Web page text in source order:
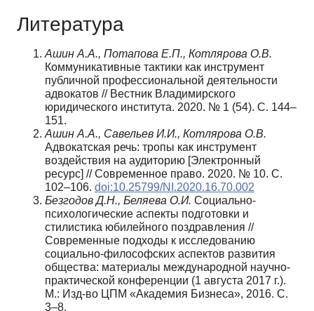
Литература
Ашин А.А., Потапова Е.П., Котлярова О.В.
Коммуникативные тактики как инструмент
публичной профессиональной деятельности
адвокатов // Вестник Владимирского
юридического института. 2020. № 1 (54). С. 144–
151.
Ашин А.А., Савельев И.И., Котлярова О.В.
Адвокатская речь: тропы как инструмент
воздействия на аудиторию [Электронный
ресурс] // Современное право. 2020. № 10. С.
102–106. doi:10.25799/NI.2020.16.70.002
Безгодов Д.Н., Беляева О.И. Социально-
психологические аспекты подготовки и
стилистика юбилейного поздравления //
Современные подходы к исследованию
социально-философских аспектов развития
общества: материалы международной научно-
практической конференции (1 августа 2017 г.).
М.: Изд-во ЦПМ «Академия Бизнеса», 2016. С.
3–8.